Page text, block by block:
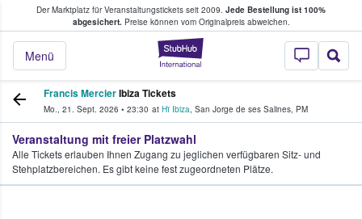
Der Marktplatz für Veranstaltungstickets seit 2009. Jede Bestellung ist 100%
abgesichert.Preise können vom Originalpreis abweichen.
StubHub - Wo
Menü
Tickets kaufen & verkaufen
Francis MercierIbiza Tickets
Mo., 21. Sept. 2026 • 23:30 at Hï Ibiza, San Jorge de ses Salines, PM
Veranstaltung mit freier Platzwahl
Alle Tickets erlauben Ihnen Zugang zu jeglichen verfügbaren Sitz- und
Stehplatzbereichen. Es gibt keine fest zugeordneten Plätze.